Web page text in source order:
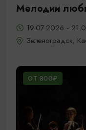
Мелодии
19.07.2026 -
Зеленоградск,
ОТ 800₽